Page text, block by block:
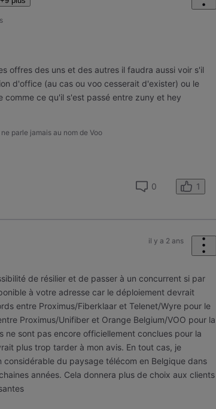
offres des uns et des autres il faudra aussi voir s'il
d'office (au cas ou voo cesserait d'exister) ou le
comme ce qu'il s'est passé entre zuny et hey
parle jamais au nom de Voo
0 1
il y a 2 ans
de résilier et de passer à un concurrent si par
à votre adresse car le déploiement devrait
entre Proximus/Fiberklaar et Telenet/Wyre pour le
Proximus/Unifiber et Orange Belgium/VOO pour la
ne sont pas encore officiellement conclues pour la
plus trop tarder à mon avis. En tout cas, je
considérable du paysage télécom en Belgique dans
années. Cela donnera plus de choix aux clients